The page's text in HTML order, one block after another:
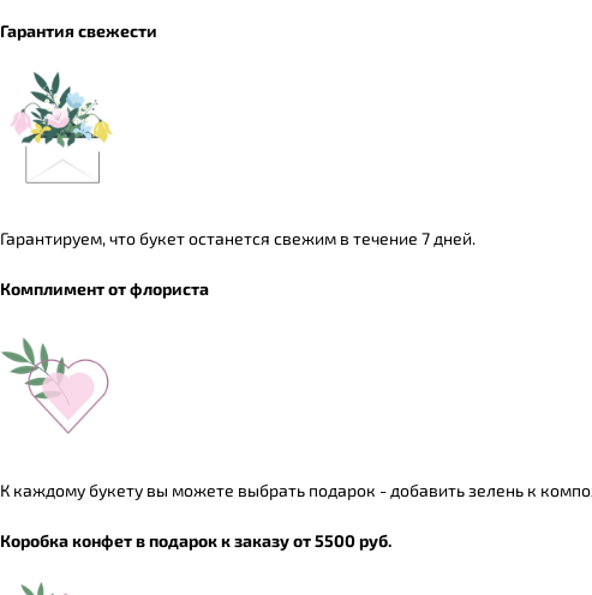
Гарантия свежести
Гарантируем, что букет останется свежим в течение 7 дней.
Комплимент от флориста
К каждому букету вы можете выбрать подарок - добавить зелень к
Коробка конфет в подарок к заказу от 5500 руб.